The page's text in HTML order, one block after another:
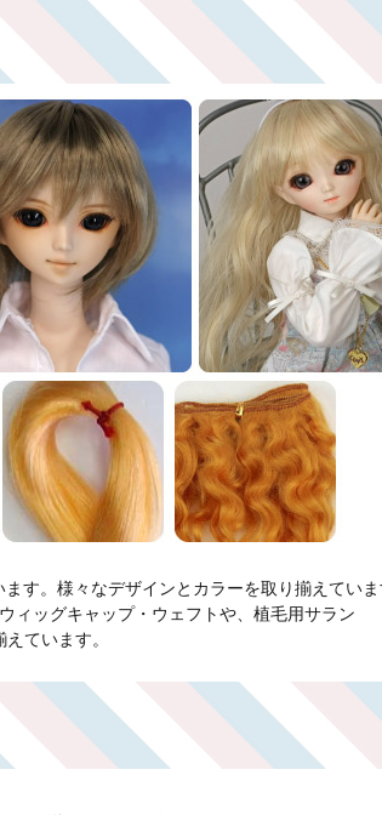
す。様々なデザインとカラーを取り揃えていま
ィッグキャップ・ウェフトや、植毛用サラン
ています。